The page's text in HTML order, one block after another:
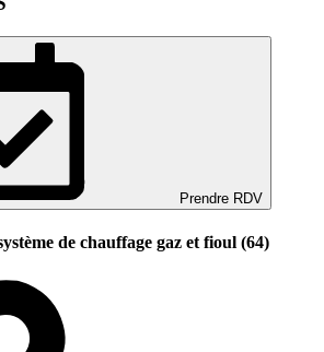
Prendre RDV
de chauffage gaz et fioul (64)